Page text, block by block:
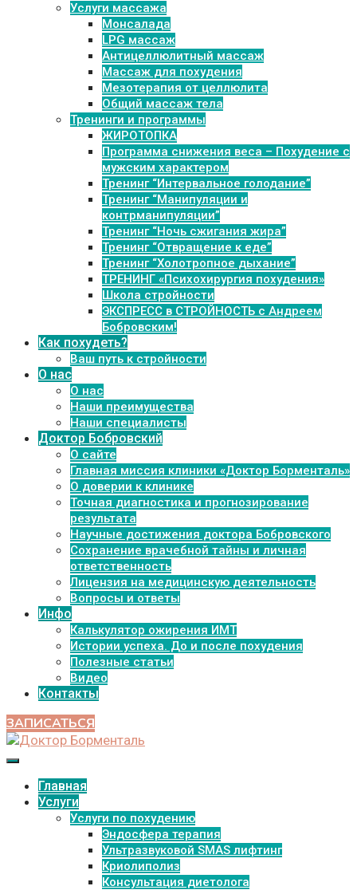
Услуги массажа
Монсалада
LPG массаж
Антицеллюлитный массаж
Массаж для похудения
Мезотерапия от целлюлита
Общий массаж тела
Тренинги и программы
ЖИРОТОПКА
Программа снижения веса – Похудение с
мужским характером
Тренинг “Интервальное голодание”
Тренинг “Манипуляции и
контрманипуляции”
Тренинг “Ночь сжигания жира”
Тренинг “Отвращение к еде”
Тренинг “Холотропное дыхание”
ТРЕНИНГ «Психохирургия похудения»
Школа стройности
ЭКСПРЕСС в СТРОЙНОСТЬ с Андреем
Бобровским!
Как похудеть?
Ваш путь к стройности
О нас
О нас
Наши преимущества
Наши специалисты
Доктор Бобровский
О сайте
Главная миссия клиники «Доктор Борменталь»
О доверии к клинике
Точная диагностика и прогнозирование
результата
Научные достижения доктора Бобровского
Сохранение врачебной тайны и личная
ответственность
Лицензия на медицинскую деятельность
Вопросы и ответы
Инфо
Калькулятор ожирения ИМТ
Истории успеха. До и после похудения
Полезные статьи
Видео
Контакты
ЗАПИСАТЬСЯ
Главная
Услуги
Услуги по похудению
Эндосфера терапия
Ультразвуковой SMAS лифтинг
Криолиполиз
Консультация диетолога